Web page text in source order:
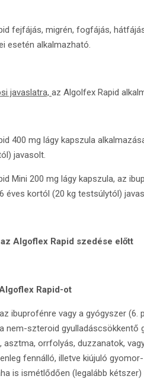
fejfájás, migrén, fogfájás,
esetén alkalmazható.
javaslatra, az Algolfex Rapid
400 mg lágy kapszula
javasolt.
Mini 200 mg lágy kapszula, az
éves kortól (20 kg testsúlytól)
Algoflex Rapid szedése előtt
Rapid-ot
ibuprofénre vagy a gyógyszer
nem-szteroid gyulladáscsökkentő
asztma, orrfolyás, duzzanatok,
fennálló, illetve kiújuló
is ismétlődően (legalább